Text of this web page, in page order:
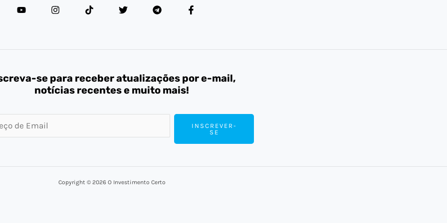
se para receber atualizações por e-mail,
notícias recentes e muito mais!
INSCREVER-
SE
Copyright © 2026 O Investimento Certo